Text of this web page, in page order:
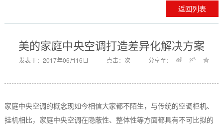
返回列表
美的家庭中央空调打造差异化解决方案
发表于：2017年06月16日 点击：次 分享至：
家庭中央空调的概念现如今相信大家都不陌生，与传统的空调柜机、
挂机相比，家庭中央空调在隐蔽性、整体性等方面都具有不可比拟的